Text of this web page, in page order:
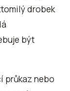
drobek
být
průkaz nebo